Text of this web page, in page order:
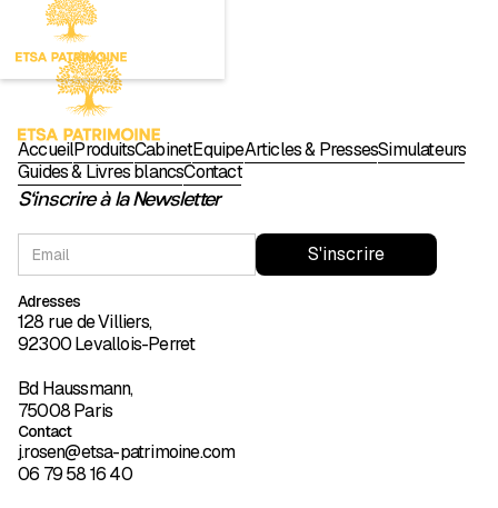
Investir sur un
produit
AccueilProduitsCabinetÉquipeArticles & PressesSimulateurs
Guides & Livres blancsContact
S'inscrire à la Newsletter
Adresses
128 rue de Villiers,
92300 Levallois-Perret
Bd Haussmann,
75008 Paris
Contact
j.rosen@etsa-patrimoine.com
06 79 58 16 40